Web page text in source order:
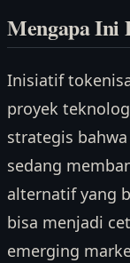
Mengapa Ini
Inisiatif
proyek
strategis
sedang
alternatif yang
bisa menjadi
emerging